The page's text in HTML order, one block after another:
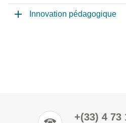
Innovation pédagogique
+(33) 4 73